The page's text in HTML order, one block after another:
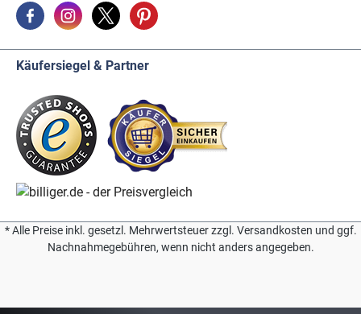
Käufersiegel & Partner
* Alle Preise inkl. gesetzl. Mehrwertsteuer zzgl. Versandkosten und ggf.
Nachnahmegebühren, wenn nicht anders angegeben.